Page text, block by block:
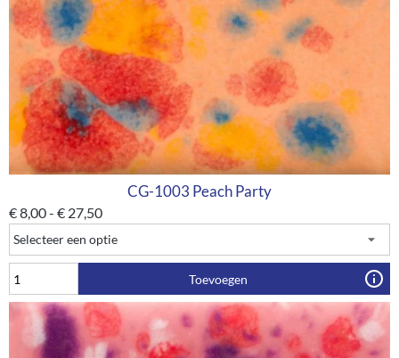
CG-1003 Peach Party
€8,00- € 27,50
Toevoegen